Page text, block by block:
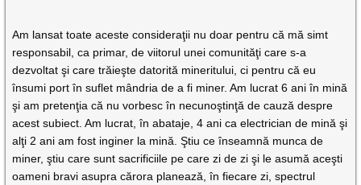
Am lansat toate aceste consideraţii nu doar pentru că mă simt
responsabil, ca primar, de viitorul unei comunităţi care s-a
dezvoltat şi care trăieşte datorită mineritului, ci pentru că eu
însumi port în suflet mândria de a fi miner. Am lucrat 6 ani în mină
şi am pretenţia că nu vorbesc în necunoştinţă de cauză despre
acest subiect. Am lucrat, în abataje, 4 ani ca electrician de mină şi
alţi 2 ani am fost inginer la mină. Ştiu ce înseamnă munca de
miner, ştiu care sunt sacrificiile pe care zi de zi şi le asumă aceşti
oameni bravi asupra cărora planează, în fiecare zi, spectrul